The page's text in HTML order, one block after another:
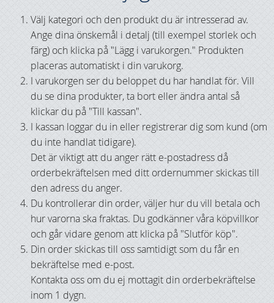
Välj kategori och den produkt du är intresserad av.
Ange dina önskemål i detalj (till exempel storlek och
färg) och klicka på "Lägg i varukorgen." Produkten
placeras automatiskt i din varukorg.
I varukorgen ser du beloppet du har handlat för. Vill
du se dina produkter, ta bort eller ändra antal så
klickar du på "Till kassan".
I kassan loggar du in eller registrerar dig som kund (om
du inte handlat tidigare).
Det är viktigt att du anger rätt e-postadress då
orderbekräftelsen med ditt ordernummer skickas till
den adress du anger.
Du kontrollerar din order, väljer hur du vill betala och
hur varorna ska fraktas. Du godkänner våra köpvillkor
och går vidare genom att klicka på "Slutför köp".
Din order skickas till oss samtidigt som du får en
bekräftelse med e-post.
Kontakta oss om du ej mottagit din orderbekräftelse
inom 1 dygn.